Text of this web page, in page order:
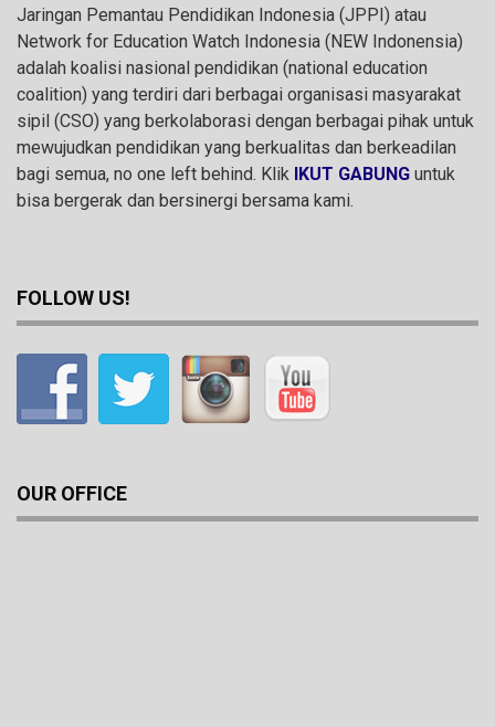
Jaringan Pemantau Pendidikan Indonesia (JPPI) atau
Network for Education Watch Indonesia (NEW Indonensia)
adalah koalisi nasional pendidikan (national education
coalition) yang terdiri dari berbagai organisasi masyarakat
sipil (CSO) yang berkolaborasi dengan berbagai pihak untuk
mewujudkan pendidikan yang berkualitas dan berkeadilan
bagi semua, no one left behind. Klik IKUT GABUNG untuk
bisa bergerak dan bersinergi bersama kami.
FOLLOW US!
OUR OFFICE